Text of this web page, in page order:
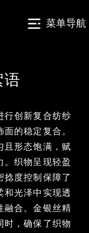
菜单导航
行创新复合纺纱
的稳定复合。
且形态饱满，赋
。织物呈现轻盈
捻度控制保障了
和光泽中实现透
融合。金银丝精
时，确保了织物